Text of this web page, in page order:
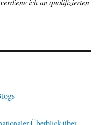
ich an qualifizierten
Überblick über